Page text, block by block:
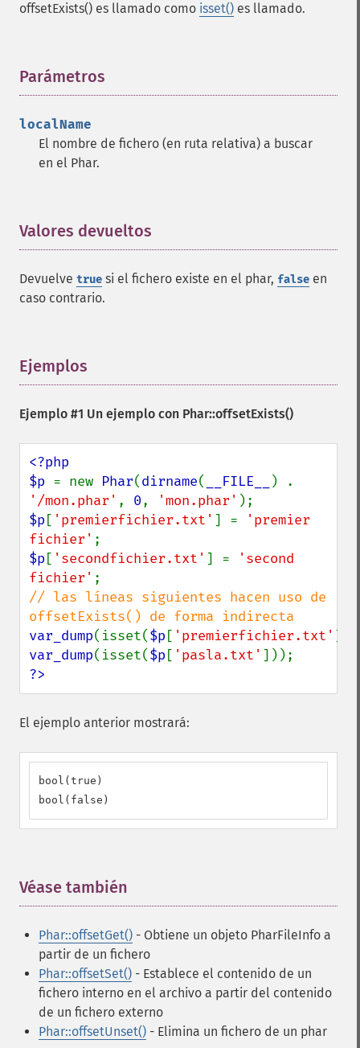
offsetExists() es llamado como isset() es llamado.
Parámetros
localName
El nombre de fichero (en ruta relativa) a buscar
en el Phar.
Valores devueltos
Devuelve true si el fichero existe en el phar, false en
caso contrario.
Ejemplos
Ejemplo #1 Un ejemplo con Phar::offsetExists()
<?php
$p = new Phar(dirname( __FILE__
'/mon.phar' , 0, 'mon.phar'
$p [ 'premierfichier.txt' ] =
'premier
fichier'
$p [ 'secondfichier.txt' ] =
'second
fichier'
// las líneas siguientes hacen uso de
var_dump(isset($p [ 'premierfichier.txt'
var_dump(isset($p [ 'pasla.txt'
?>
El ejemplo anterior mostrará:
bool(true)
bool(false)
Véase también
Phar::offsetGet() - Obtiene un objeto PharFileInfo a
partir de un fichero
Phar::offsetSet() - Establece el contenido de un
fichero interno en el archivo a partir del contenido
de un fichero externo
Phar::offsetUnset() - Elimina un fichero de un phar